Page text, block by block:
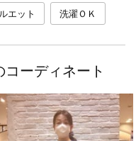
エット 洗濯ＯＫ
ーディネート